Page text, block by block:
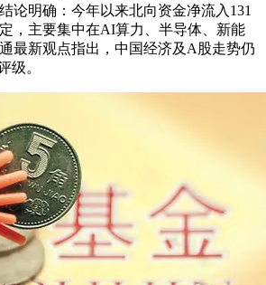
论明确：今年以来北向资金净流入131
，主要集中在AI算力、半导体、新能
最新观点指出，中国经济及A股走势仍
级。